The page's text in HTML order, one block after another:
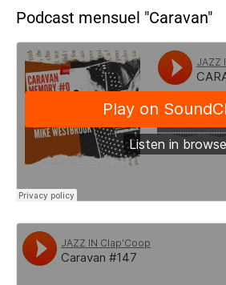
Podcast mensuel "Caravan"